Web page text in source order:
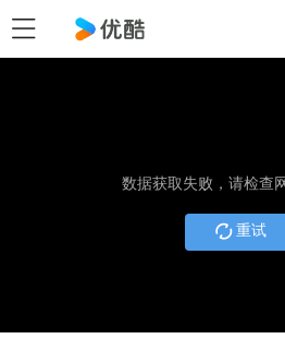
数据获取失败，请检查
重试